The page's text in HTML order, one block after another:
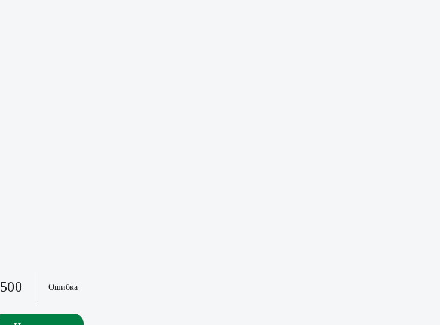
500 Ошибка